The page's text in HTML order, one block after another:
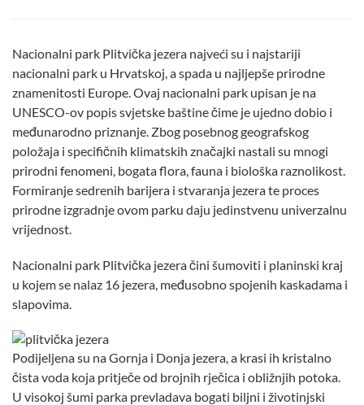
Nacionalni park Plitvička jezera najveći su i najstariji
nacionalni park u Hrvatskoj, a spada u najljepše prirodne
znamenitosti Europe. Ovaj nacionalni park upisan je na
UNESCO-ov popis svjetske baštine čime je ujedno dobio i
međunarodno priznanje. Zbog posebnog geografskog
položaja i specifičnih klimatskih značajki nastali su mnogi
prirodni fenomeni, bogata flora, fauna i biološka raznolikost.
Formiranje sedrenih barijera i stvaranja jezera te proces
prirodne izgradnje ovom parku daju jedinstvenu univerzalnu
vrijednost.
Nacionalni park Plitvička jezera čini šumoviti i planinski kraj
u kojem se nalaz 16 jezera, međusobno spojenih kaskadama i
slapovima.
Podijeljena su na Gornja i Donja jezera, a krasi ih kristalno
čista voda koja pritječe od brojnih rječica i obližnjih potoka.
U visokoj šumi parka prevladava bogati biljni i životinjski